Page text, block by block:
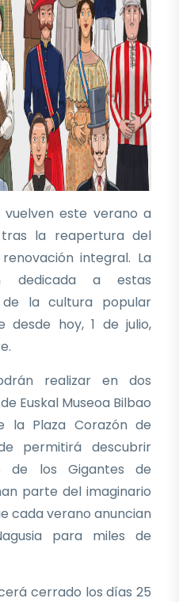
vuelven este verano a
tras la reapertura del
integral. La
dedicada a estas
de la cultura popular
desde hoy, 1 de julio,
realizar en dos
Euskal Museoa Bilbao
la Plaza Corazón de
permitirá descubrir
de los Gigantes de
parte del imaginario
cada verano anuncian
para miles de
cerrado los días 25